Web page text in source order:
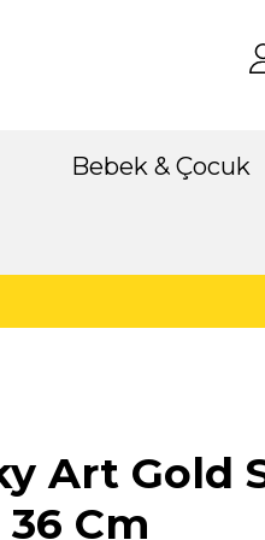
Bebek & Çocuk
Art Gold
Cm